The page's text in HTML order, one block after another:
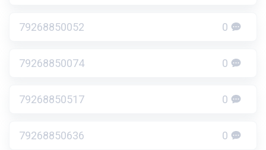
79268850052 0
79268850074 0
79268850517 0
79268850636 0